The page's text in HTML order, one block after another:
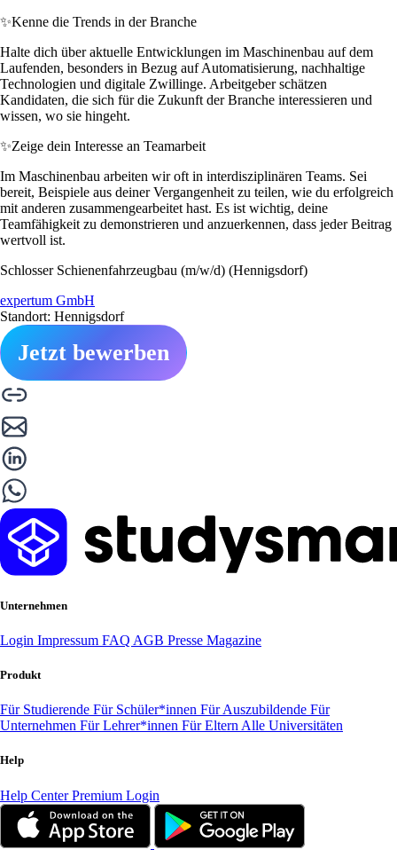
✨Kenne die Trends in der Branche
Halte dich über aktuelle Entwicklungen im Maschinenbau auf dem
Laufenden, besonders in Bezug auf Automatisierung, nachhaltige
Technologien und digitale Zwillinge. Arbeitgeber schätzen
Kandidaten, die sich für die Zukunft der Branche interessieren und
wissen, wo sie hingeht.
✨Zeige dein Interesse an Teamarbeit
Im Maschinenbau arbeiten wir oft in interdisziplinären Teams. Sei
bereit, Beispiele aus deiner Vergangenheit zu teilen, wie du erfolgreich
mit anderen zusammengearbeitet hast. Es ist wichtig, deine
Teamfähigkeit zu demonstrieren und anzuerkennen, dass jeder Beitrag
wertvoll ist.
Schlosser Schienenfahrzeugbau (m/w/d) (Hennigsdorf)
expertum GmbH
Standort: Hennigsdorf
Jetzt bewerben
Unternehmen
Login Impressum FAQ AGB Presse Magazine
Produkt
Für Studierende Für Schüler*innen Für Auszubildende Für
Unternehmen Für Lehrer*innen Für Eltern Alle Universitäten
Help
Help CenterPremium Login